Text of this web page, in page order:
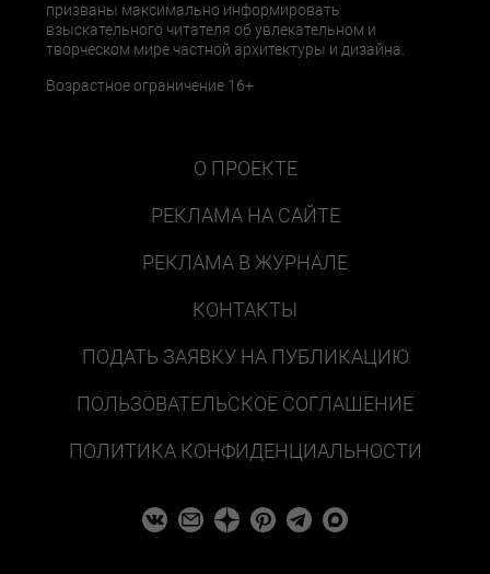
призваны максимально информировать
взыскательного читателя об увлекательном и
творческом мире частной архитектуры и дизайна.
Возрастное ограничение 16+
О ПРОЕКТЕ
РЕКЛАМА НА САЙТЕ
РЕКЛАМА В ЖУРНАЛЕ
КОНТАКТЫ
ПОДАТЬ ЗАЯВКУ НА ПУБЛИКАЦИЮ
ПОЛЬЗОВАТЕЛЬСКОЕ СОГЛАШЕНИЕ
ПОЛИТИКА КОНФИДЕНЦИАЛЬНОСТИ